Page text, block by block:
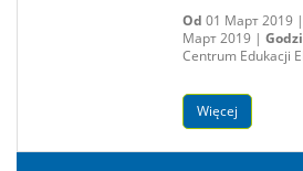
Od 01 Март 2019 |
Март 2019 |
Centrum Edukacji
Więcej